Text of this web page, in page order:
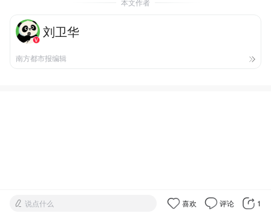
本文作者
刘卫华
南方都市报编辑
说点什么 喜欢 评论 1